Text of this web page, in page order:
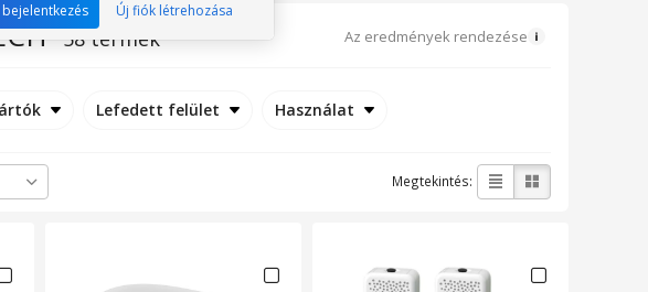
58 termék Az eredmények rendezése
Lefedett felület Használat
Megtekintés:
bejelentkezés Új fiók létrehozása